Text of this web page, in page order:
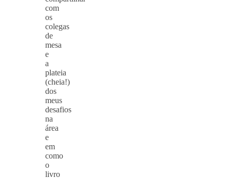
com
os
colegas
de
mesa
e
a
plateia
(cheia!)
dos
meus
desafios
na
área
e
em
como
o
livro